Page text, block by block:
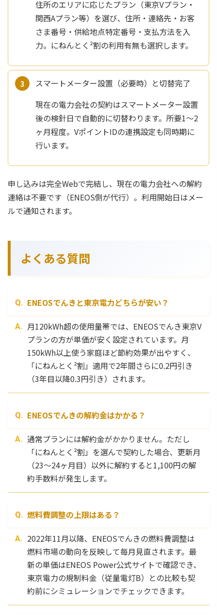
住所のエリアに応じたプラン（東京Vプラン・
関西Aプラン等）を選び、住所・連絡先・お客
さま番号・供給地点特定番号・支払方法を入
力。にねんとく²割の利用有無も選択します。
スマートメーター設置（必要時）と切替完了
現在の電力会社の契約はスマートメーター設置
後の検針日で自動的に切替わります。所要1〜2
ヶ月程度。VポイントIDの連携設定も同時期に
行います。
申し込みは完全Webで完結し、現在の電力会社への解約
連絡は不要です（ENEOS側が代行）。利用開始日はメー
ルで通知されます。
よくある質問
ENEOSでんきと東京電力どちらが安い？
月120kWh超の使用量帯では、ENEOSでんき東京V
プランの方が単価が安く設定されています。月
150kWh以上使う家庭ほど節約効果が出やすく、
「にねんとく²割」適用で2年間さらに0.2円引き
（3年目以降0.3円引き）されます。
ENEOSでんきの解約金はかかる？
通常プランには解約金がかかりません。ただし
「にねんとく²割」を選んで契約した場合、更新月
（23〜24ヶ月目）以外に解約すると1,100円の解
約手数料が発生します。
燃料費調整の上限はある？
2022年11月以降、ENEOSでんきの燃料費調整は
燃料市場の動向を反映して毎月見直されます。最
新の単価はENEOS Power公式サイトで確認でき、
東京電力の規制料金（従量電灯B）との比較も契
約前にシミュレーションでチェックできます。